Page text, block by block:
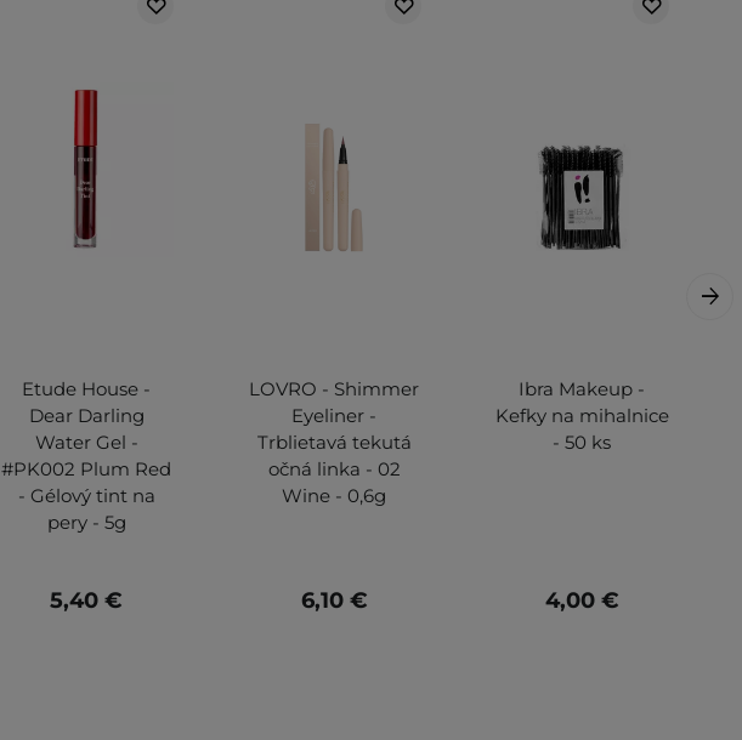
Etude House -
Dear Darling
Water Gel -
#PK002 Plum Red
- Gélový tint na
pery - 5g
5,40 €
LOVRO - Shimmer
Eyeliner -
Trblietavá tekutá
očná linka - 02
Wine - 0,6g
6,10 €
Ibra Makeup -
Kefky na mihalnice
- 50 ks
4,00 €